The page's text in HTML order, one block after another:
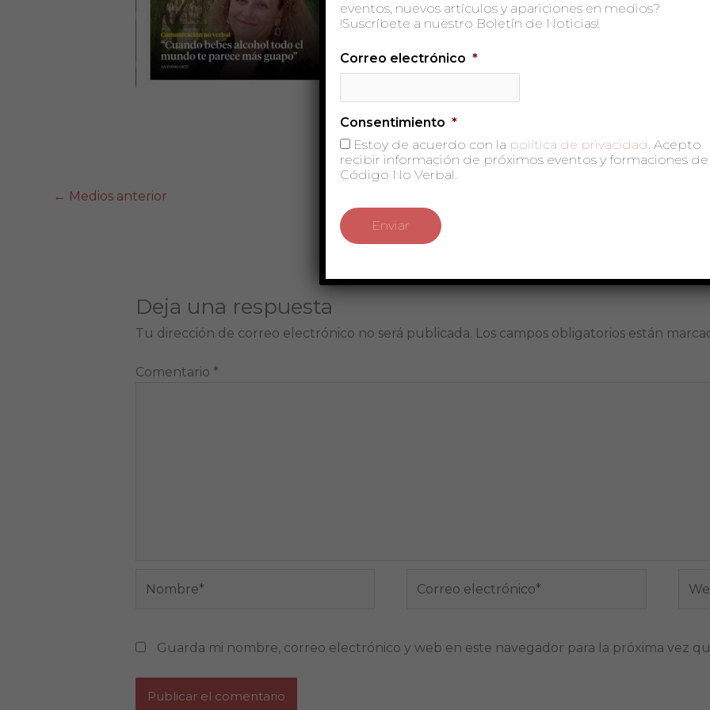
← Medios anterior
Deja una respuesta
Tu dirección de correo electrónico no será publicada. Los campos obligatorios están
Comentario *
electrónico*
Guarda mi nombre, correo electrónico y web en este navegador para la próxima vez
eventos, nuevos artículos y apariciones en medios?
!Suscríbete a nuestro Boletín de Noticias!
Correo electrónico *
Consentimiento *
Estoy de acuerdo con la política de privacidad. Acepto
recibir información de próximos eventos y formaciones de
Código No Verbal.